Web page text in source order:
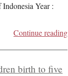
Year :
Continue reading
birth to five